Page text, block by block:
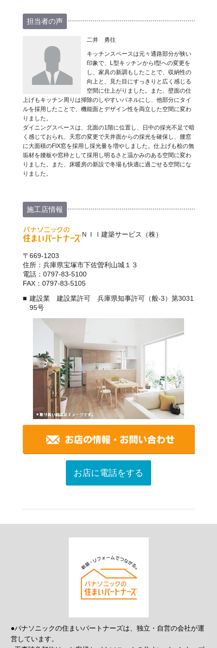
担当者の声
二井 勇往
キッチンスペースは元々通路部分が狭い
印象で、L型キッチンからI型への変更を
し、家具の新調もしたことで、収納性の
向上と、見た目にすっきりと広く感じる
空間に仕上がりました。また、壁面の仕
上げもキッチン周りは掃除のしやすいパネルにし、他部分にタイ
ルを採用したことで、機能面とデザイン性を両立した空間に変わ
りました。
ダイニングスペースは、北面の1階に位置し、日中の採光不足で暗
く感じておられ、天窓の変更で天井面からの採光を確保し、腰窓
に大面積のFIX窓を採用し採光量を増やしました。仕上げも桧の無
垢材を腰板や窓枠として採用し明るさと温かみのある空間に変わ
りました。また、床暖房の新設で冬場も快適に過ごせる空間にな
りました。
施工店情報
ＮＩＩ建築サービス（株）
〒669-1203
住所：兵庫県宝塚市下佐曽利山城１３
電話：0797-83-5100
FAX：0797-83-5105
建設業 建設業許可 兵庫県知事許可（般-3）第3031
95号
お店に電話をする
●パナソニックの住まいパートナーズは、独立・自営の会社が運
営しています。